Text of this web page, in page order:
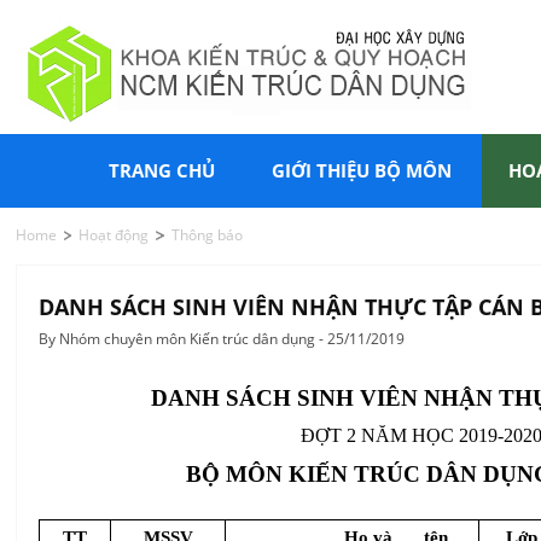
TRANG CHỦ GIỚI THIỆU BỘ MÔN
Home Hoạt động Thông báo
DANH SÁCH SINH VIÊN NHẬN THỰC TẬP CÁN
By Nhóm chuyên môn Kiến trúc dân dụng - 25/11/2019
DANH SÁCH SINH VIÊN NHẬN
ĐỢT 2 NĂM HỌC 2019-2020
BỘ MÔN KIẾN TRÚC DÂN